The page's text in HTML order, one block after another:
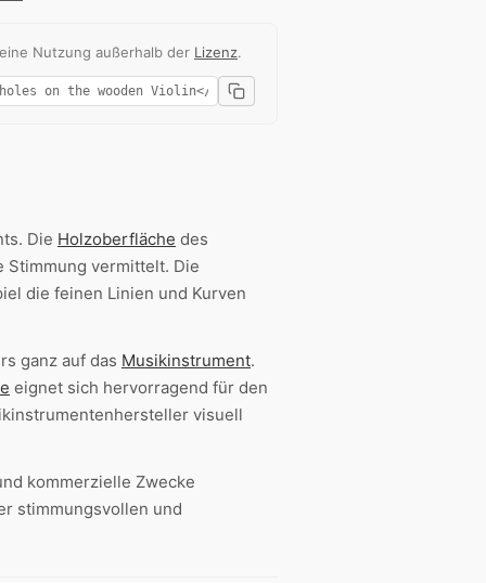
Nutzung außerhalb der Lizenz.
Die Holzoberfläche des
Stimmung vermittelt. Die
die feinen Linien und Kurven
ganz auf das Musikinstrument.
eignet sich hervorragend für den
visuell
kommerzielle Zwecke
stimmungsvollen und